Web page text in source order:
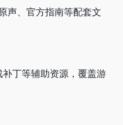
声、官方指南等配套文
丁等辅助资源，覆盖游